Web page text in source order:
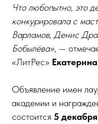
Что любопытно, это
конкурировала с
Варламов, Денис
Бобылёва», —
«ЛитРес»
Объявление имен
академии и
состоится 5 декабря